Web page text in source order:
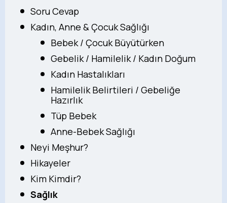
Soru Cevap
Kadın, Anne & Çocuk Sağlığı
Bebek / Çocuk Büyütürken
Gebelik / Hamilelik / Kadın Doğum
Kadın Hastalıkları
Hamilelik Belirtileri / Gebeliğe
Hazırlık
Tüp Bebek
Anne-Bebek Sağlığı
Neyi Meşhur?
Hikayeler
Kim Kimdir?
Sağlık